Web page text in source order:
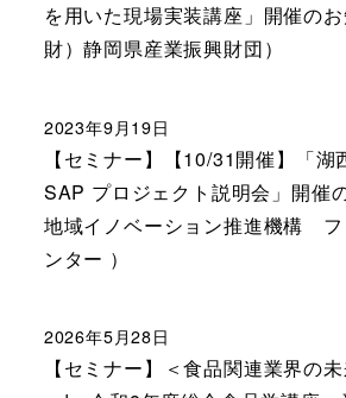
を用いた現場実装講座」開催の
財）静岡県産業振興財団）
【セミナー】【10/31開催】「
SAP プロジェクト説明会」開催
地域イノベーション推進機構 フ
ンター ）
2023年9月19日
【セミナー】＜食品関連業界の
2026年5月28日